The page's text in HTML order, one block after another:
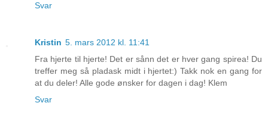
Svar
Kristin 5. mars 2012 kl. 11:41
Fra hjerte til hjerte! Det er sånn det er hver gang spirea! Du
treffer meg så pladask midt i hjertet:) Takk nok en gang for
at du deler! Alle gode ønsker for dagen i dag! Klem
Svar